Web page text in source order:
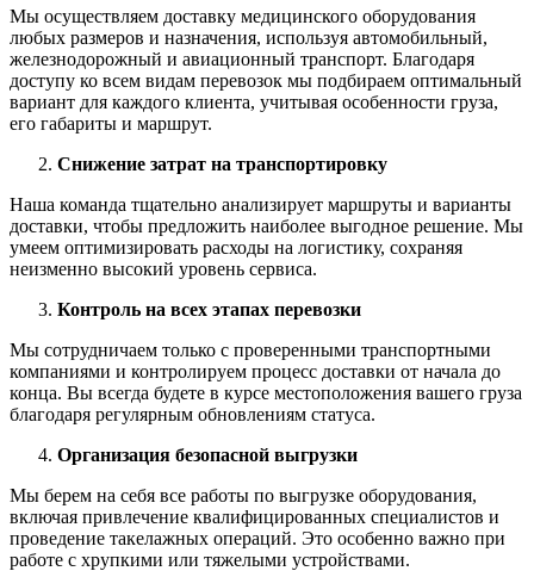
Мы осуществляем доставку медицинского оборудования
любых размеров и назначения, используя автомобильный,
железнодорожный и авиационный транспорт. Благодаря
доступу ко всем видам перевозок мы подбираем оптимальный
вариант для каждого клиента, учитывая особенности груза,
его габариты и маршрут.
Снижение затрат на транспортировку
Наша команда тщательно анализирует маршруты и варианты
доставки, чтобы предложить наиболее выгодное решение. Мы
умеем оптимизировать расходы на логистику, сохраняя
неизменно высокий уровень сервиса.
Контроль на всех этапах перевозки
Мы сотрудничаем только с проверенными транспортными
компаниями и контролируем процесс доставки от начала до
конца. Вы всегда будете в курсе местоположения вашего груза
благодаря регулярным обновлениям статуса.
Организация безопасной выгрузки
Мы берем на себя все работы по выгрузке оборудования,
включая привлечение квалифицированных специалистов и
проведение такелажных операций. Это особенно важно при
работе с хрупкими или тяжелыми устройствами.